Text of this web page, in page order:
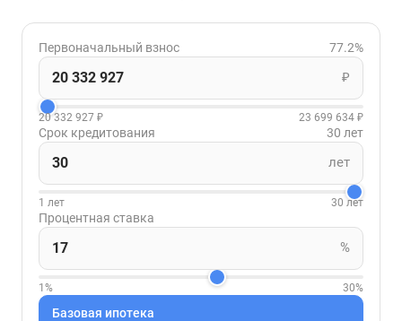
Первоначальный взнос 77.2%
₽
20 332 927 ₽ 23 699 634 ₽
Срок кредитования 30 лет
лет
1 лет 30 лет
Процентная ставка
%
1% 30%
Базовая ипотека